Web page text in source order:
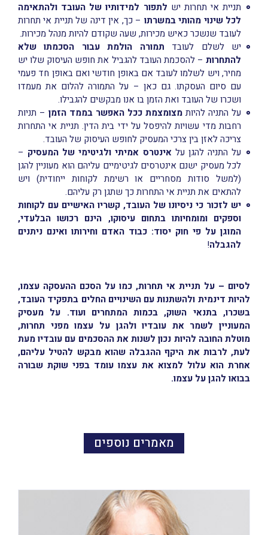
תניית אי תחרות יש לתפור למידותיו של העובד ולהתאימה
לכל שינוי מהותי במשרתו – כך, אין דינה של תניית אי תחרות
לעובד שנשכר כאיש מכירות, שעה שקודם להיות מנהל מכירות.
יש לשלם לעובד תמורה הולמת עבור הסכמתו שלא
להתחרות – להסכמת העובד להגביל את חופש העיסוק שלו יש
מחיר, ויש לשלמו לעובד אם באופן חודשי ואם באופן חד פעמי
עם סיום העסקתו. גם כאן – על התמורה להלום את מעמדו
ושכרו של העובד ואת הזמן בו אנו מבקשים להגבילו.
על התניה להיות מצומצמת ככל האפשר בממד הזמן – תניות
רחבות מדי עשויות להיפסל על ידי בית הדין. תניית אי התחרות
צריכה לאזן בין צרכי המעסיק לחופש העיסוק של העובד.
על התניה להגן עלאינטרס אמיתי ולגיטימי של המעסיק –
לכל מעסיק ישנם אינטרסים לגיטימיים עליהם הוא מעוניין להגן
(למשל סודות מסחריים או רשימת לקוחות ייחודית) ויש
להתאים את תניית אי התחרות כך שתגן רק עליהם.
יש לזכור כי ניסיונו של העובד, קשריו האישיים עם לקוחות
וספקים ומומחיותו בתחום עיסוקו, הינם רכושו הבלעדי,
המוגן על פי חוק יסוד: כבוד האדם וחירותו ואינם ניתנים
להגבלה!
לסיום – על תניית אי תחרות, כמו על הסכם ההעסקה עצמו,
להיות דינמית ולהשתנות עם השינויים החלים בתפקיד העובד,
בשכרו, בתנאי השוק, בכמות המתחרים ועוד. על מעסיק
המעוניין לשמר את עובדיו ולהגן על עצמו מפני תחרות,
מוטלת החובה להיות נכון לשנות את ההסכמים עם עובדיו מעת
לעת, לרבות את היקף ההגבלה שהוא מבקש להטיל עליהם,
אחרת הוא עלול למצוא את עצמו עומד בפני שוקת שבורה
בבואו להגן על עצמו.
מאמרים נוספים